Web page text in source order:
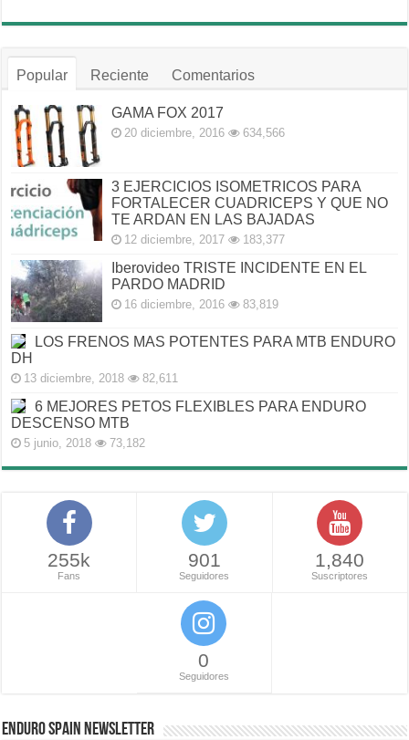
Popular Reciente Comentarios
GAMA FOX 2017
20 diciembre, 2016 634,566
3 EJERCICIOS ISOMETRICOS PARA
FORTALECER CUADRICEPS Y QUE NO
TE ARDAN EN LAS BAJADAS
12 diciembre, 2017 183,377
Iberovideo TRISTE INCIDENTE EN EL
PARDO MADRID
16 diciembre, 2016 83,819
LOS FRENOS MAS POTENTES PARA MTB ENDURO
DH
13 diciembre, 2018 82,611
6 MEJORES PETOS FLEXIBLES PARA ENDURO
DESCENSO MTB
5 junio, 2018 73,182
255k
Fans
901
Seguidores
1,840
Suscriptores
0
Seguidores
ENDURO SPAIN NEWSLETTER